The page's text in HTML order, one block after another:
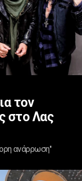
τον
στο Λας
ανάρρωση''